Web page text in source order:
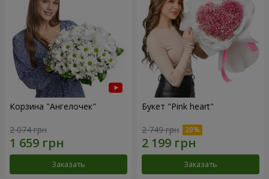
Корзина "Ангелочек"
2 074 грн
Заказать
Букет "Pink heart"
2 749 грн
Заказать